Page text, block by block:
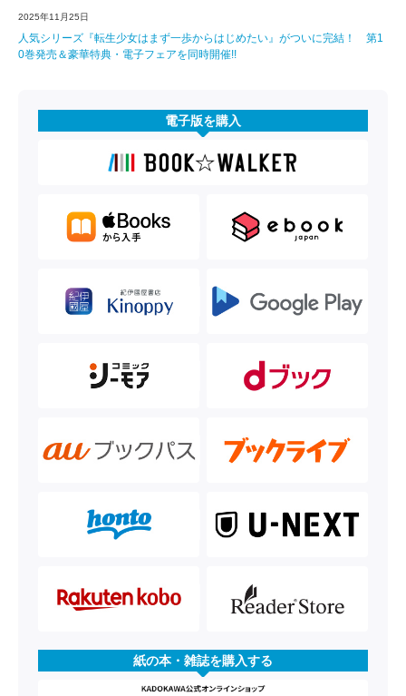
2025年11月25日
人気シリーズ『転生少女はまず一歩からはじめたい』がついに完結！ 第1
0巻発売＆豪華特典・電子フェアを同時開催!!
電子版を購入
紙の本・雑誌を購入する